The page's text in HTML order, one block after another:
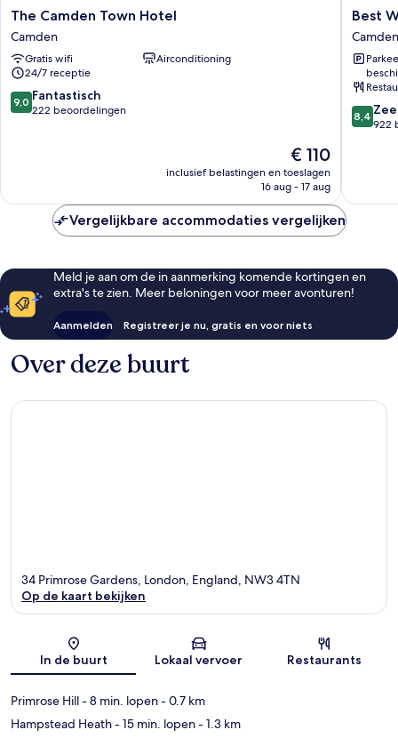
The
Camden
Town
Hotel
Camden
The Camden Town Hotel
Camden
Gratis wifi
Airconditioning
24/7 receptie
9.0
van
9,0 Fantastisch
222 beoordelingen
De
prijs
is
€ 110
inclusief belastingen en toeslagen
16 aug - 17 aug
Best
Western
Swiss
Cottage
Hotel
Camden
Best
Camden
8.4
van
8,4
922
Vergelijkbare accommodaties vergelijken
Meld je aan om de in aanmerking komende kortingen en
extra's te zien. Meer beloningen voor meer avonturen!
Aanmelden Registreer je nu, gratis en voor niets
Over deze buurt
Kaart
34 Primrose Gardens, London, England, NW3 4TN
Op de kaart bekijken
In de buurt Lokaal vervoer Restaurants
Primrose Hill- 8 min. lopen- 0.7 km
Hampstead Heath- 15 min. lopen- 1.3 km